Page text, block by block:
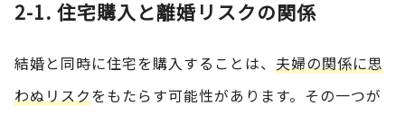
2-1. 住宅購入と離婚リスクの関係
結婚と同時に住宅を購入することは、 夫婦の関係に思
わぬリスクをもたらす可能性があります。その一つが